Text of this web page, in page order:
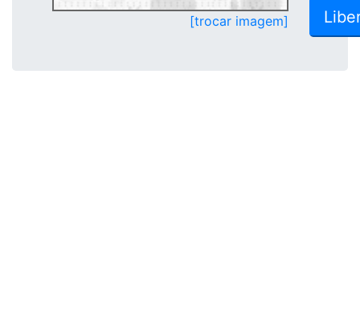
[trocar imagem]